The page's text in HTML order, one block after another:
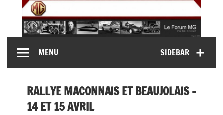
content
MG Contact
MG B, MG F, MG A, Midget…)SIDEBAR
MENU
RALLYE MACONNAIS ET BEAUJOLAIS –
14 ET 15 AVRIL